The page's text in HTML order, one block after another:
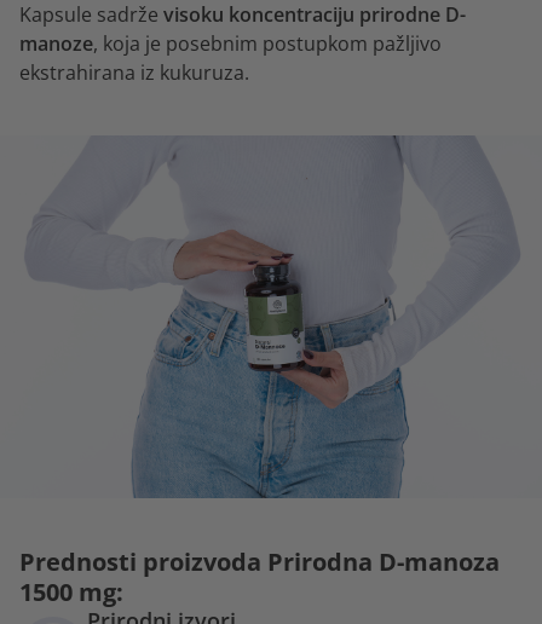
Kapsule sadrže visoku koncentraciju prirodne D-
manoze, koja je posebnim postupkom pažljivo
ekstrahirana iz kukuruza.
Prednosti proizvoda Prirodna D-manoza
1500 mg: